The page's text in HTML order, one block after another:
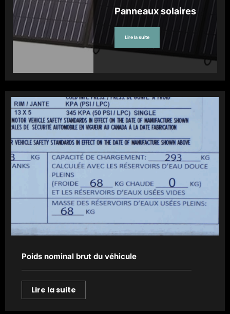
Panneaux solaires
Lire la suite
Poids nominal brut du véhicule
Lire la suite